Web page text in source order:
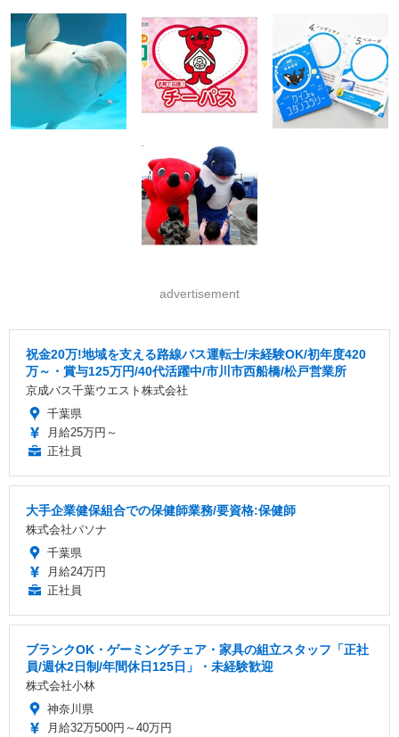
advertisement
祝金20万!地域を支える路線バス運転士/未経験OK/初年度420
万～・賞与125万円/40代活躍中/市川市西船橋/松戸営業所
京成バス千葉ウエスト株式会社
千葉県
月給25万円～
正社員
大手企業健保組合での保健師業務/要資格:保健師
株式会社パソナ
千葉県
月給24万円
正社員
ブランクOK・ゲーミングチェア・家具の組立スタッフ「正社
員/週休2日制/年間休日125日」・未経験歓迎
株式会社小林
神奈川県
月給32万500円～40万円